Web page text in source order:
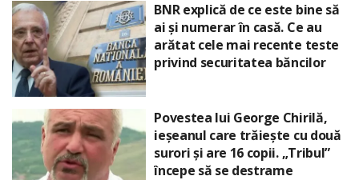
BNR explică de ce este bine să
ai și numerar în casă. Ce au
arătat cele mai recente teste
privind securitatea băncilor
Povestea lui George Chirilă,
ieșeanul care trăiește cu două
surori și are 16 copii. „Tribul”
începe să se destrame